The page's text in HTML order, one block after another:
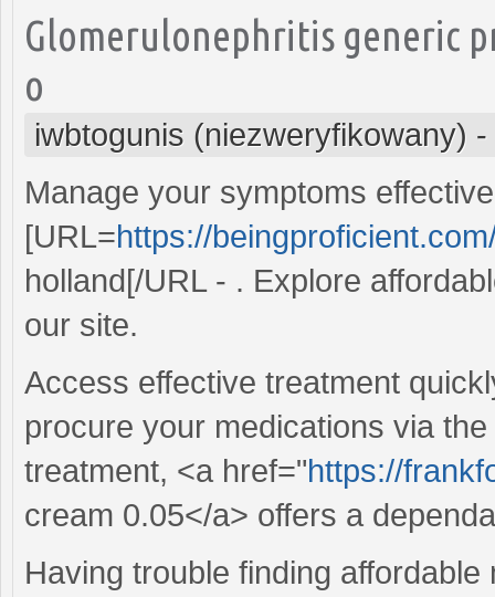
Glomerulonephritis generic
o
iwbtogunis (niezweryfikowany) -
Manage your symptoms
[URL=https://
holland[/URL - . Explore
our site.
Access effective treatment
procure your medications via
treatment, <a href="https://
cream 0.05</a> offers a
Having trouble finding